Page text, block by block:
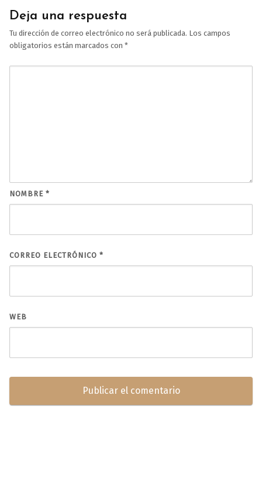
Deja una respuesta
Tu dirección de correo electrónico no será publicada. Los campos
obligatorios están marcados con *
NOMBRE *
CORREO ELECTRÓNICO *
WEB